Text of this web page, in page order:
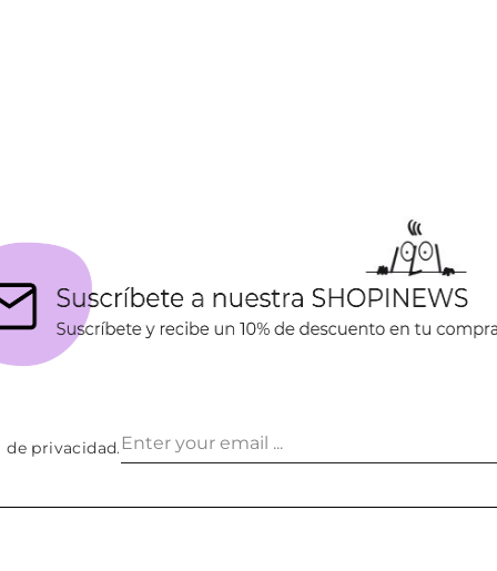
de privacidad.